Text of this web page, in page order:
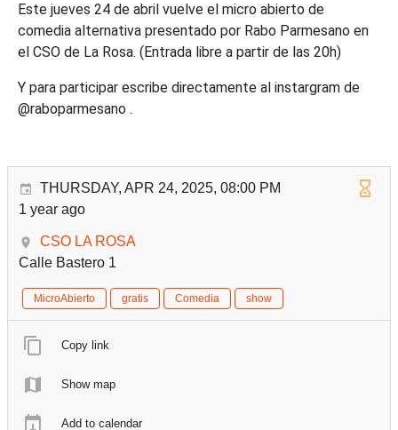
Este jueves 24 de abril vuelve el micro abierto de
comedia alternativa presentado por Rabo Parmesano en
el CSO de La Rosa. (Entrada libre a partir de las 20h)
Y para participar escribe directamente al instargram de
@raboparmesano .
THURSDAY, APR 24, 2025, 08:00 PM
1 year ago
CSO LA ROSA
Calle Bastero 1
MicroAbierto gratis Comedia show
Copy link
Show map
Add to calendar